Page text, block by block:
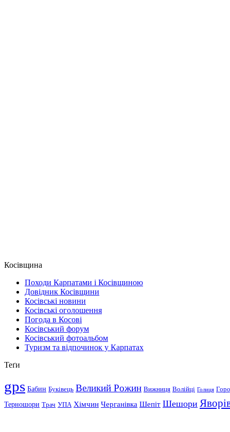
Косівщина
Походи Карпатами і Косівщиною
Довідник Косівщини
Косівські новини
Косівські оголошення
Погода в Косові
Косівський форум
Косівський фотоальбом
Туризм та відпочинок у Карпатах
Теґи
gps Бабин Буківець Великий Рожин Вижниця Волійці Голиця
Терношори Трач УПА Хімчин Черганівка Шепіт Шешори